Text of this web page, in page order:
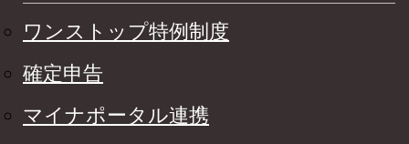
ワンストップ特例制度
確定申告
マイナポータル連携